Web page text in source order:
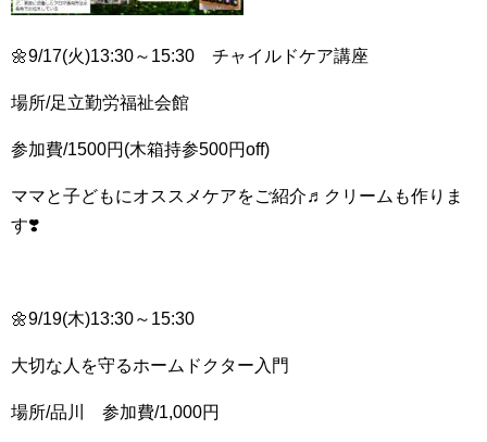
🌼9/17(火)13:30～15:30 チャイルドケア講座
場所/足立勤労福祉会館
参加費/1500円(木箱持参500円off)
ママと子どもにオススメケアをご紹介♬クリームも作りま
す❣️
🌼9/19(木)13:30～15:30
大切な人を守るホームドクター入門
場所/品川 参加費/1,000円